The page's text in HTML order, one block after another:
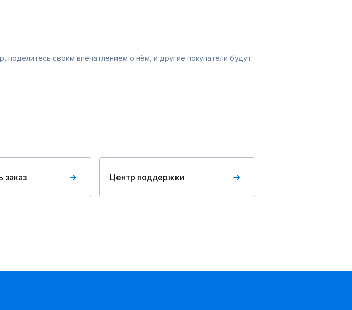
поделитесь своим впечатлением о нём, и другие покупатели будут
заказ Центр поддержки